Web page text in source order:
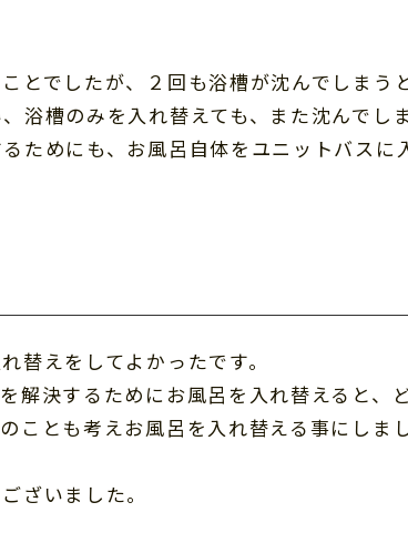
とでしたが、２回も浴槽が沈んでしまう
浴槽のみを入れ替えても、また沈んでし
ためにも、お風呂自体をユニットバスに
替えをしてよかったです。
解決するためにお風呂を入れ替えると、
ことも考えお風呂を入れ替える事にしまし
ざいました。